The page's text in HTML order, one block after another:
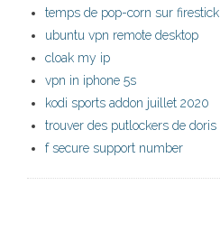
temps de pop-corn sur firestick
ubuntu vpn remote desktop
cloak my ip
vpn in iphone 5s
kodi sports addon juillet 2020
trouver des putlockers de doris
f secure support number